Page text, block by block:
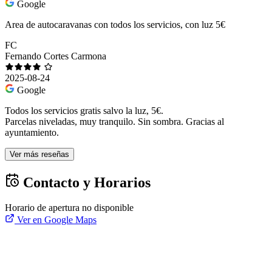
Google
Area de autocaravanas con todos los servicios, con luz 5€
FC
Fernando Cortes Carmona
2025-08-24
Google
Todos los servicios gratis salvo la luz, 5€.
Parcelas niveladas, muy tranquilo. Sin sombra. Gracias al
ayuntamiento.
Ver más reseñas
Contacto y Horarios
Horario de apertura no disponible
Ver en Google Maps